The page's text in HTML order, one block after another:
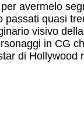
per avermelo
quasi
visivo
in CG
di Hollywood